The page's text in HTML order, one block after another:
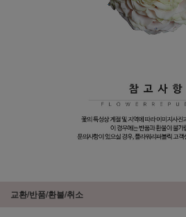
교환/반품/환불/취소